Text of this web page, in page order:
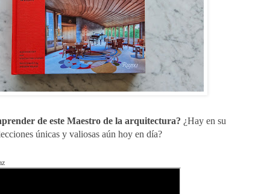
de este Maestro de la arquitectura? ¿Hay en su
únicas y valiosas aún hoy en día?